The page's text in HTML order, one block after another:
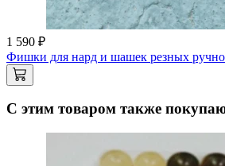
1 590 ₽
Фишки для нард и шашек резных
С этим товаром также